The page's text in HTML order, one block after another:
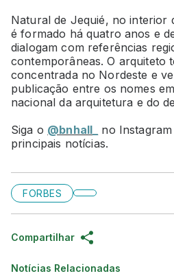
Natural de Jequié, no interior
é formado há quatro anos e
dialogam com referências
contemporâneas. O arquiteto
concentrada no Nordeste e
publicação entre os nomes
nacional da arquitetura e do
Siga o @bnhall_
no
principais notícias.
FORBES
Compartilhar
Notícias Relacionadas